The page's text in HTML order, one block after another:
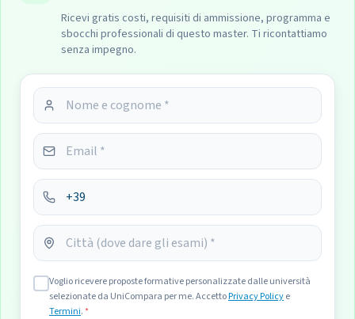
Ricevi gratis costi, requisiti di ammissione, programma e
sbocchi professionali di questo master. Ti ricontattiamo
senza impegno.
Voglio ricevere proposte formative personalizzate dalle università
selezionate da UniCompara per me. AccettoPrivacy Policye
Termini.*